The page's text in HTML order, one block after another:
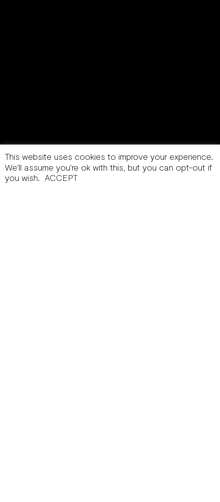
This website uses cookies to improve your experience.
We'll assume you're ok with this, but you can opt-out if
you wish. ACCEPT